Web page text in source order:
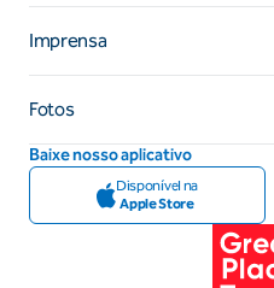
Imprensa
Fotos
Baixe nosso aplicativo
Disponível na
Apple Store